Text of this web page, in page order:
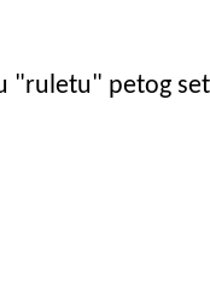
"ruletu" petog